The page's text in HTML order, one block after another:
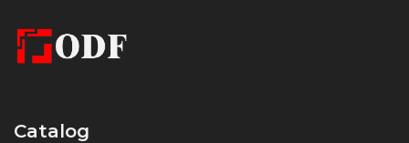
Beschädigungen und Witterungseinflüsse. Die schwarz
Catalog